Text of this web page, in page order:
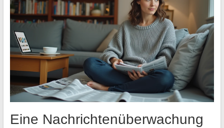
Eine Nachrichtenüberwachung